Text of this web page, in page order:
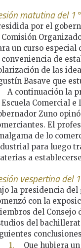
matutina del
por el
un curso especial
de
de las
Basave que
A continuación la
Comercial
Zuno
El
de lo
para luego
a
vespertina del
la presidencia del
con la
del Consejo
del
Que hubiera